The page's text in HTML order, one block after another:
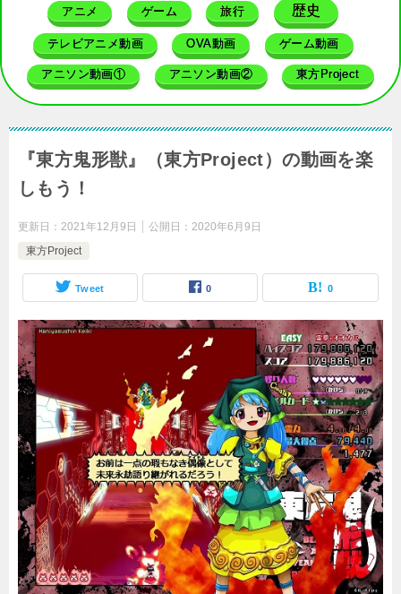
アニメ ゲーム 旅行 歴史
テレビアニメ動画 OVA動画 ゲーム動画
アニソン動画① アニソン動画② 東方Project
『東方鬼形獣』（東方Project）の動画を楽
しもう！
更新日： 2021年12月9日 公開日： 2020年6月9日
東方Project
Tweet 0 0